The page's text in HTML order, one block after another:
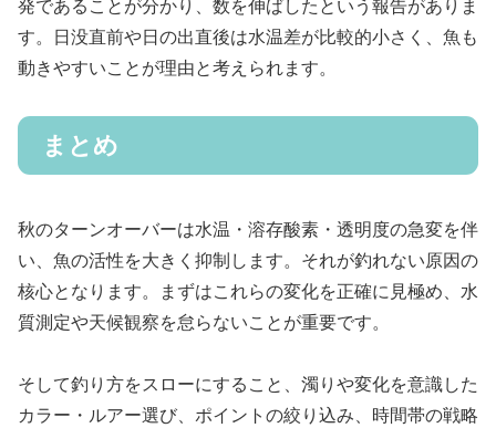
発であることが分かり、数を伸ばしたという報告がありま
す。日没直前や日の出直後は水温差が比較的小さく、魚も
動きやすいことが理由と考えられます。
まとめ
秋のターンオーバーは水温・溶存酸素・透明度の急変を伴
い、魚の活性を大きく抑制します。それが釣れない原因の
核心となります。まずはこれらの変化を正確に見極め、水
質測定や天候観察を怠らないことが重要です。
そして釣り方をスローにすること、濁りや変化を意識した
カラー・ルアー選び、ポイントの絞り込み、時間帯の戦略